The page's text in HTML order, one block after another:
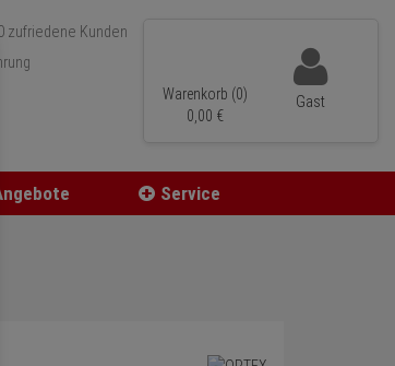
zufriedene Kunden
Warenkorb (0)
0, 00 €
Gast
Service